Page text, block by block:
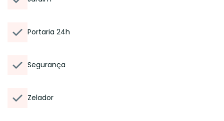
Portaria 24h
Segurança
Zelador